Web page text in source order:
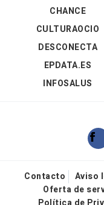
CHANCE
CULTURAOCIO
DESCONECTA
EPDATA.ES
INFOSALUS
Contacto Aviso
Oferta de